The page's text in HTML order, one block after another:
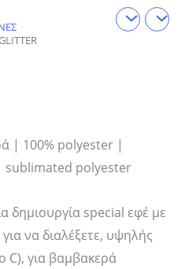
| 100% polyester |
sublimated polyester
δημιουργία special εφέ με
να διαλέξετε, υψηλής
C), για βαμβακερά